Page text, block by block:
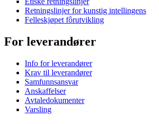
Retningslinjer for kunstig intellingens
Felleskjøpet fôrutvikling
For leverandører
Info for leverandører
Krav til leverandører
Samfunnsansvar
Anskaffelser
Avtaledokumenter
Varsling